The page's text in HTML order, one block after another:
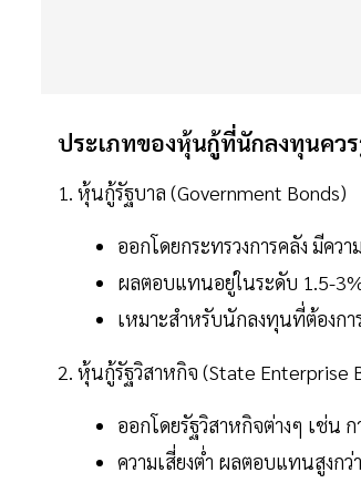
ประเภทของหุ้นกู้ที่นักลงทุนคว
1. หุ้นกู้รัฐบาล (Government Bonds)
ออกโดยกระทรวงการคลัง มีควา
ผลตอบแทนอยู่ในระดับ 1.5-
เหมาะสำหรับนักลงทุนที่ต้องกา
2. หุ้นกู้รัฐวิสาหกิจ (State Enterprise
ออกโดยรัฐวิสาหกิจต่างๆ เช่น
ความเสี่ยงต่ำ ผลตอบแทนสูงก